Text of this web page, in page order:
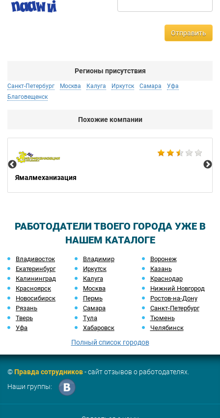
Отправить
Регионы присутствия
Санкт-Петербург Москва Калуга Иркутск Самара
Уфа
Благовещенск
Похожие компании
Ямалмеханизация
РАБОТОДАТЕЛИ ТВОЕГО ГОРОДА УЖЕ В
НАШЕМ КАТАЛОГЕ
Владивосток Владимир
Воронеж
Екатеринбург
Иркутск
Казань
Калининград
Калуга
Краснодар
Красноярск
Москва
Нижний Новгород
Новосибирск
Пермь
Ростов-на-Дону
Рязань
Самара
Санкт-Петербург
Тверь
Тула
Тюмень
Уфа
Хабаровск Челябинск
Полный список городов
©Правда сотрудников- сайт отзывов о работодателях.
Наши группы: